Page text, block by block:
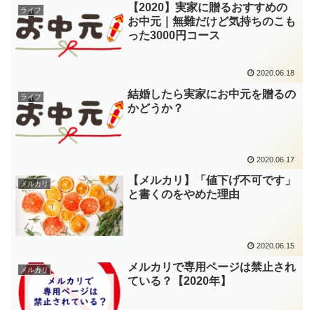
ライフ
【2020】実家に贈るおすすめの
お中元｜無難だけど気持ちのこも
った3000円コース
2020.06.18
ライフ
結婚したら実家にお中元を贈るの
かどうか？
2020.06.17
メルカリ
【メルカリ】「値下げ不可です」
と書くのをやめた理由
2020.06.15
メルカリ
メルカリで専用ページは禁止され
ている？【2020年】